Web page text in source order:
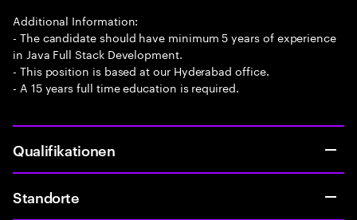
Additional Information:
- The candidate should have minimum 5 years of experience
in Java Full Stack Development.
- This position is based at our Hyderabad office.
- A 15 years full time education is required.
Qualifikationen
Standorte